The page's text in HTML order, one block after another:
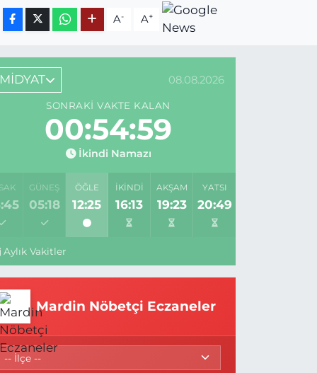
A- A+
MİDYAT 08.08.2026
SONRAKI VAKTE KALAN
00:54:59
İkindi Namazı
GÜNEŞ
05:18
ÖĞLE
12:25
İKINDI
16:13
AKŞAM
19:23
YATSI
20:49
Aylık Vakitler
Mardin Nöbetçi Eczaneler